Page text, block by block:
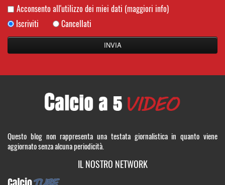
Acconsento all'utilizzo dei miei dati (maggiori info)
Iscriviti
Cancellati
Questo blog non rappresenta una testata giornalistica in quanto viene
aggiornato senza alcuna periodicità.
IL NOSTRO NETWORK